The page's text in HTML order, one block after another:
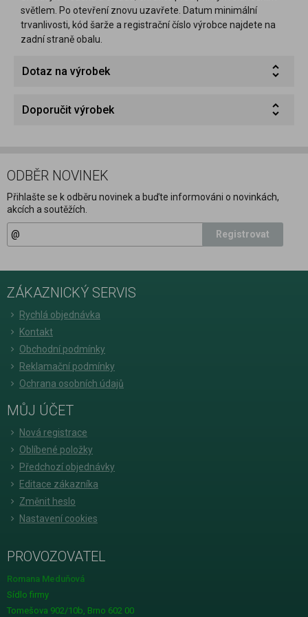
světlem. Po otevření znovu uzavřete. Datum minimální
trvanlivosti, kód šarže a registrační číslo výrobce najdete na
zadní straně obalu.
Dotaz na výrobek
Doporučit výrobek
ODBĚR NOVINEK
Přihlašte se k odběru novinek a buďte informováni o novinkách,
akcích a soutěžích.
Registrovat
ZÁKAZNICKÝ SERVIS
Rychlá objednávka
Kontakt
Obchodní podmínky
Reklamační podmínky
Ochrana osobních údajů
MŮJ ÚČET
Nová registrace
Oblíbené položky
Předchozí objednávky
Editace zákazníka
Změnit heslo
Nastavení cookies
PROVOZOVATEL
Romana Meduňová
Sídlo firmy
Tomešova 902/10b, Brno 602 00